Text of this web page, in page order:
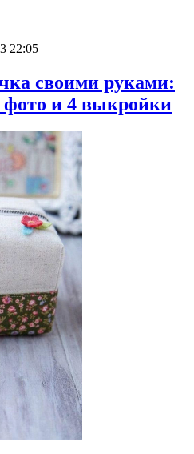
22:05
своими руками:
и 4 выкройки